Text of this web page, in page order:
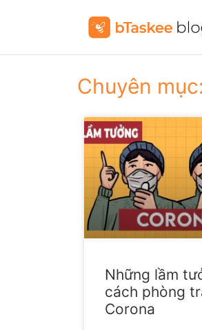
Chuyên
Những lầm
cách phòng
Corona